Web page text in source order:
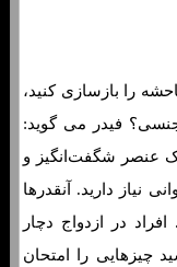
را بازسازی کنید،
جنسی؟ فیدر می گوید:
یک عنصر شگفت‌انگیز و
نیاز دارید. آنقدرها
در ازدواج دچار
چیزهایی را امتحان